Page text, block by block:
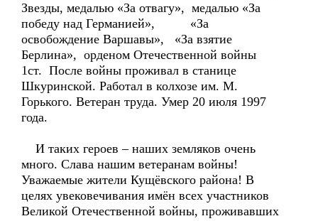
Звезды, медалью «За отвагу», медалью «За
победу над Германией», «За
освобождение Варшавы», «За взятие
Берлина», орденом Отечественной войны
1ст. После войны проживал в станице
Шкуринской. Работал в колхозе им. М.
Горького. Ветеран труда. Умер 20 июля 1997
года.
И таких героев – наших земляков очень
много. Слава нашим ветеранам войны!
Уважаемые жители Кущёвского района! В
целях увековечивания имён всех участников
Великой Отечественной войны, проживавших